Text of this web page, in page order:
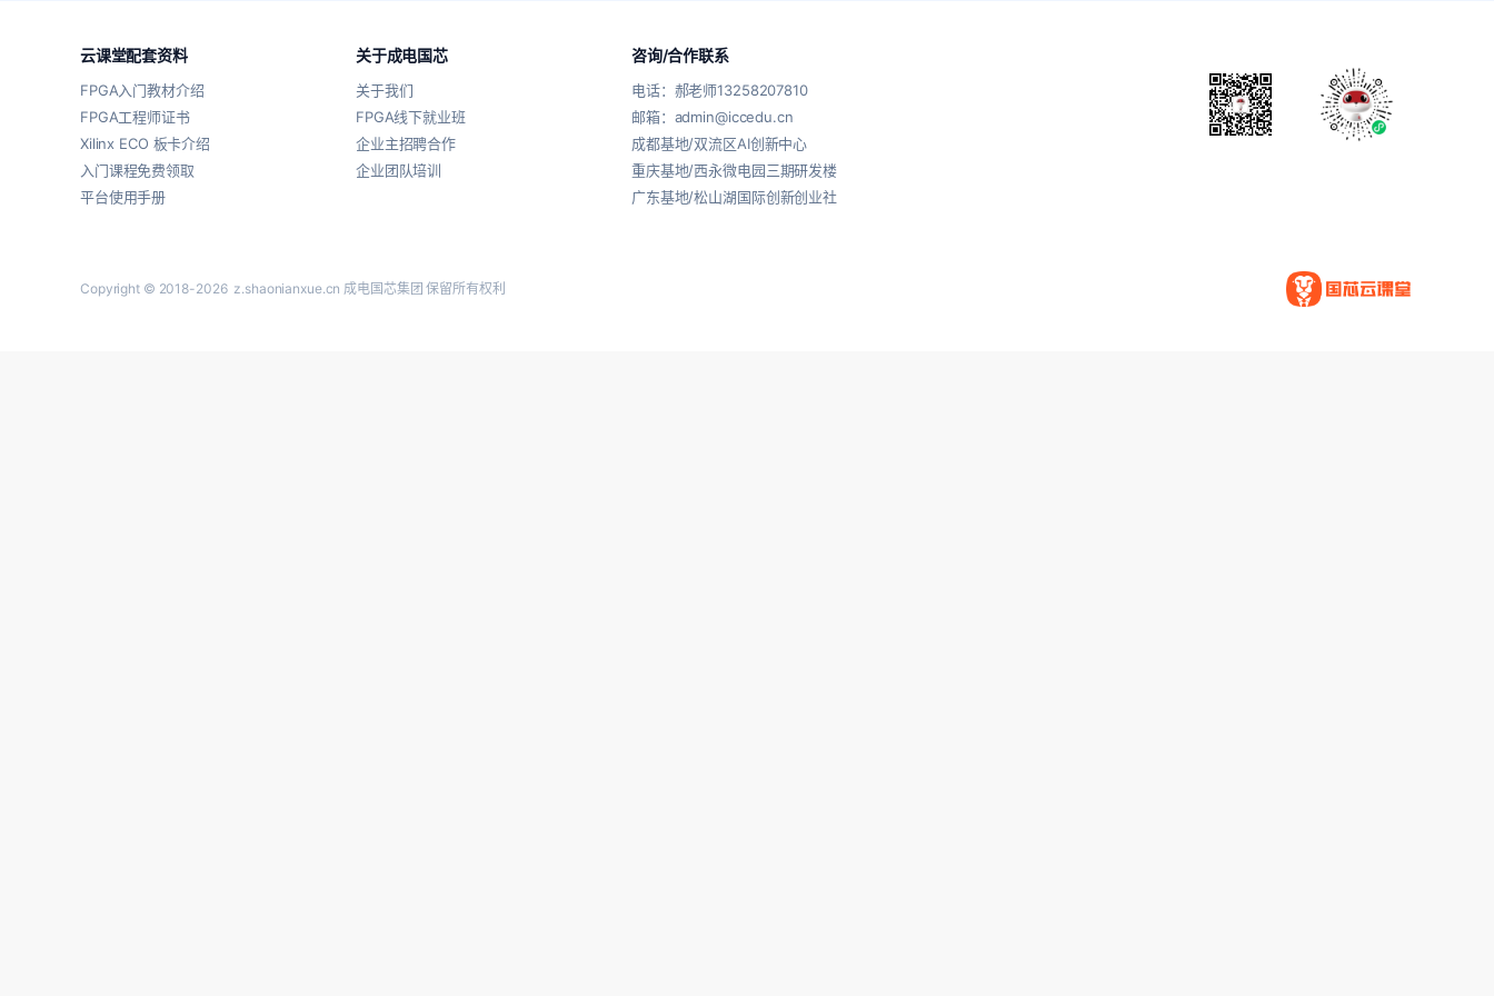
云课堂配套资料
FPGA入门教材介绍
FPGA工程师证书
Xilinx ECO 板卡介绍
入门课程免费领取
平台使用手册
关于成电国芯
关于我们
FPGA线下就业班
企业主招聘合作
企业团队培训
咨询/合作联系
电话：郝老师13258207810
邮箱：admin@iccedu.cn
成都基地/双流区AI创新中心
重庆基地/西永微电园三期研发楼
广东基地/松山湖国际创新创业社
Copyright © 2018-2026z.shaonianxue.cn 成电国芯集团 保留所有权利